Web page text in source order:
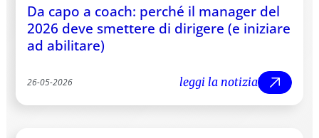
Da capo a coach: perché il manager del
2026 deve smettere di dirigere (e iniziare
ad abilitare)
26-05-2026 leggi la notizia